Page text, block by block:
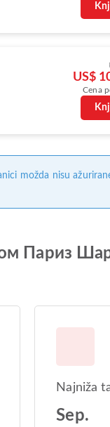
US$
Cena
možda nisu
Париз
Najniža
Sep.